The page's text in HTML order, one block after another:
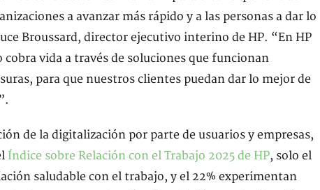
a avanzar más rápido y a las personas a dar lo
Broussard, director ejecutivo interino de HP. “En HP
vida a través de soluciones que funcionan
para que nuestros clientes puedan dar lo mejor de
de la digitalización por parte de usuarios y empresas,
Índice sobre Relación con el Trabajo 2025 de HP, solo el
saludable con el trabajo, y el 22% experimentan